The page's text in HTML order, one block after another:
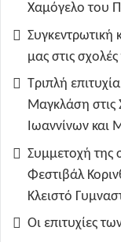
Χαμόγελο του
Συγκεντρωτική
μας στις
Τριπλή
Μαγκλάση στις
Ιωαννίνων και
Συμμετοχή της
Φεστιβάλ
Κλειστό
Οι επιτυχίες